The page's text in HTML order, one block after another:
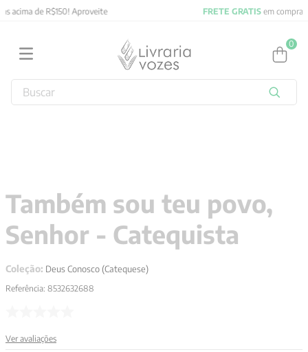
FRETE GRATIS em compras acima de R$150! Aproveite
0
Buscar
Também sou teu povo,
Senhor - Catequista
Coleção: Deus Conosco (Catequese)
Referência: 8532632688
Ver avaliações
4º jung
5º pré venda
7